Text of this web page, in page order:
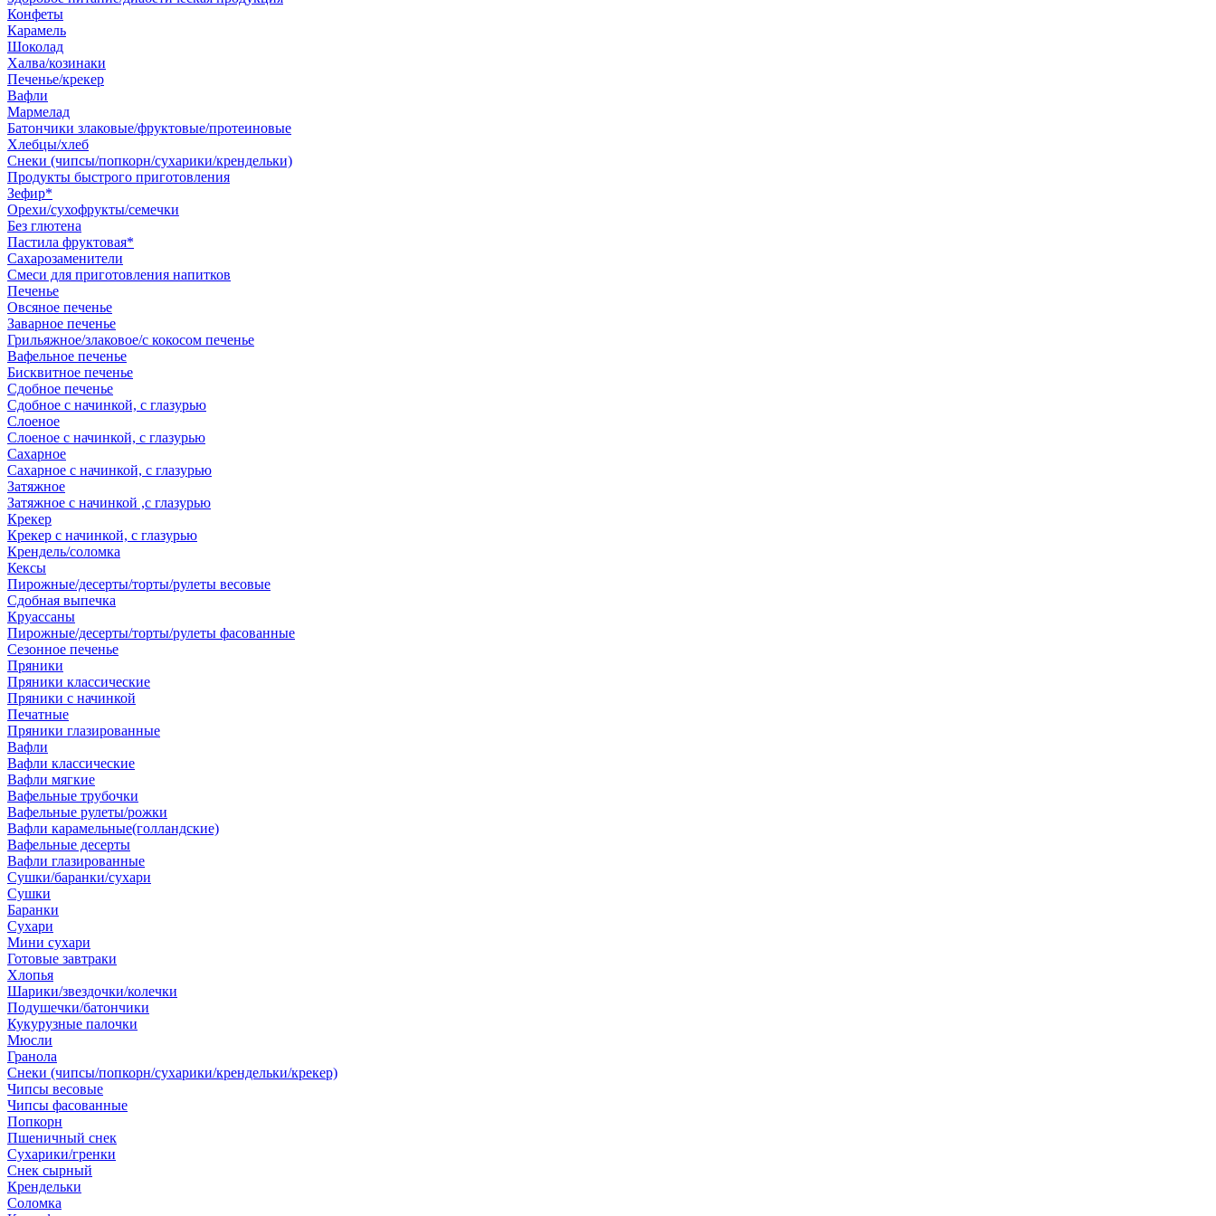
Конфеты
Карамель
Шоколад
Халва/козинаки
Печенье/крекер
Вафли
Мармелад
Батончики злаковые/фруктовые/протеиновые
Хлебцы/хлеб
Снеки (чипсы/попкорн/сухарики/крендельки)
Продукты быстрого приготовления
Зефир*
Орехи/сухофрукты/семечки
Без глютена
Пастила фруктовая*
Сахарозаменители
Смеси для приготовления напитков
Печенье
Овсяное печенье
Заварное печенье
Грильяжное/злаковое/с кокосом печенье
Вафельное печенье
Бисквитное печенье
Сдобное печенье
Сдобное с начинкой, с глазурью
Слоеное
Слоеное с начинкой, с глазурью
Сахарное
Сахарное с начинкой, с глазурью
Затяжное
Затяжное с начинкой ,с глазурью
Крекер
Крекер с начинкой, с глазурью
Крендель/соломка
Кексы
Пирожные/десерты/торты/рулеты весовые
Сдобная выпечка
Круассаны
Пирожные/десерты/торты/рулеты фасованные
Сезонное печенье
Пряники
Пряники классические
Пряники с начинкой
Печатные
Пряники глазированные
Вафли
Вафли классические
Вафли мягкие
Вафельные трубочки
Вафельные рулеты/рожки
Вафли карамельные(голландские)
Вафельные десерты
Вафли глазированные
Сушки/баранки/сухари
Сушки
Баранки
Сухари
Мини сухари
Готовые завтраки
Хлопья
Шарики/звездочки/колечки
Подушечки/батончики
Кукурузные палочки
Мюсли
Гранола
Снеки (чипсы/попкорн/сухарики/крендельки/крекер)
Чипсы весовые
Чипсы фасованные
Попкорн
Пшеничный снек
Сухарики/гренки
Снек сырный
Крендельки
Соломка